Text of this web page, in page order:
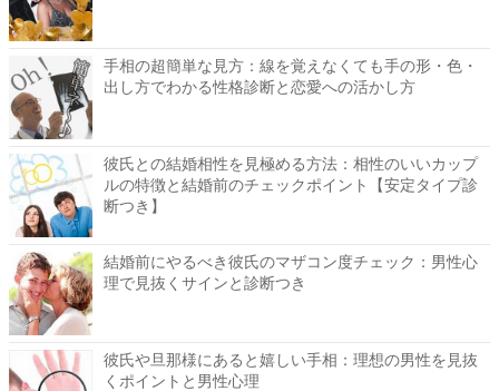
手相の超簡単な見方：線を覚えなくても手の形・色・
出し方でわかる性格診断と恋愛への活かし方
彼氏との結婚相性を見極める方法：相性のいいカップ
ルの特徴と結婚前のチェックポイント【安定タイプ診
断つき】
結婚前にやるべき彼氏のマザコン度チェック：男性心
理で見抜くサインと診断つき
彼氏や旦那様にあると嬉しい手相：理想の男性を見抜
くポイントと男性心理